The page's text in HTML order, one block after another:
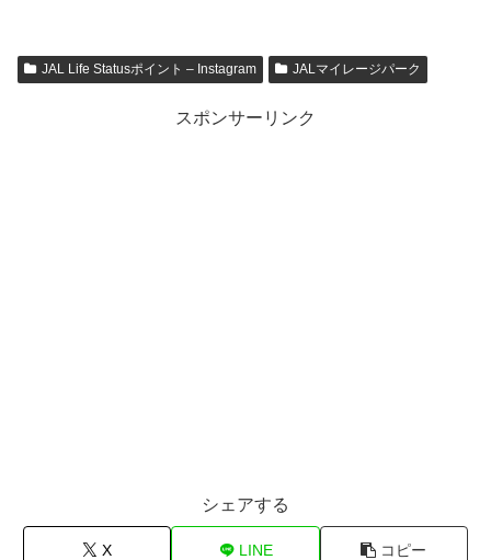
JAL Life Statusポイント – Instagram JALマイレージパーク
スポンサーリンク
シェアする
X LINE コピー